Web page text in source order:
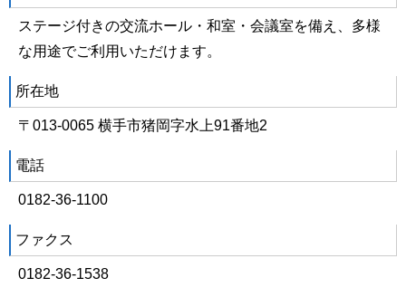
ステージ付きの交流ホール・和室・会議室を備え、多様
な用途でご利用いただけます。
所在地
〒013-0065 横手市猪岡字水上91番地2
電話
0182-36-1100
ファクス
0182-36-1538